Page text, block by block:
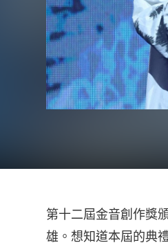
第十二屆金音創作獎
雄。想知道本屆的典